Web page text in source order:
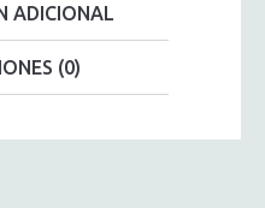
ADICIONAL
(0)